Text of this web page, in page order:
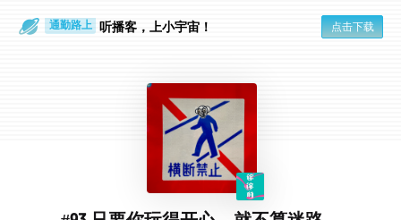
通勤路上 听播客，上小宇宙！ 点击下载